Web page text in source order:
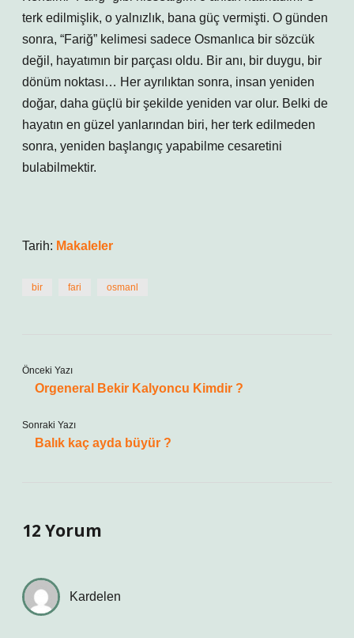
terk edilmişlik, o yalnızlık, bana güç vermişti. O günden
sonra, “Fariğ” kelimesi sadece Osmanlıca bir sözcük
değil, hayatımın bir parçası oldu. Bir anı, bir duygu, bir
dönüm noktası… Her ayrılıktan sonra, insan yeniden
doğar, daha güçlü bir şekilde yeniden var olur. Belki de
hayatın en güzel yanlarından biri, her terk edilmeden
sonra, yeniden başlangıç yapabilme cesaretini
bulabilmektir.
Tarih: Makaleler
bir fari osmanl
Önceki Yazı
Orgeneral Bekir Kalyoncu Kimdir ?
Sonraki Yazı
Balık kaç ayda büyür ?
12 Yorum
Kardelen